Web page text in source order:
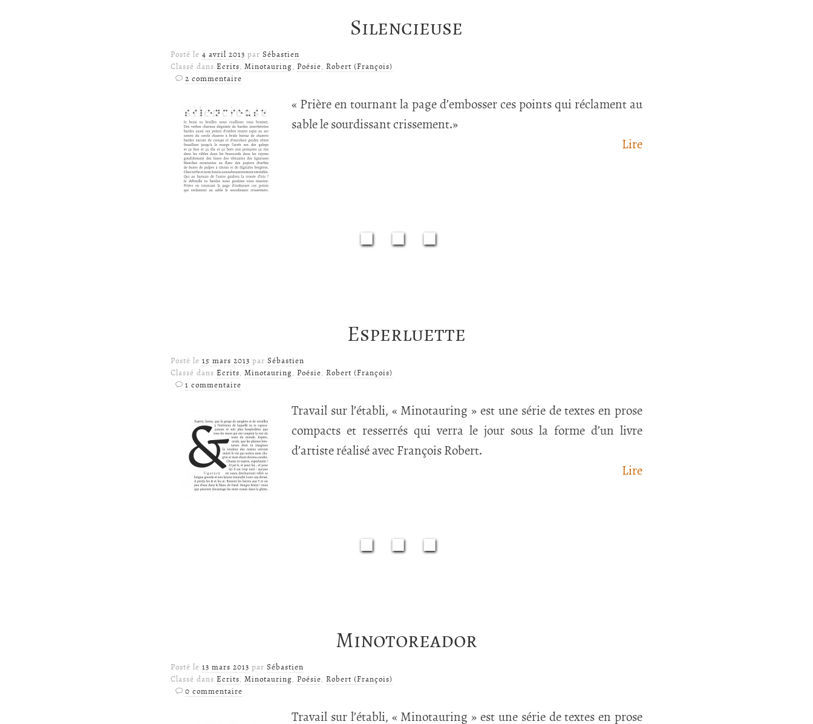
Silencieuse
Posté le 4 avril 2013 par Sébastien
Classé dans Ecrits, Minotauring, Poésie, Robert (François)
2 commentaire
« Prière en tournant la page d’embosser ces points qui réclament au
sable le sourdissant crissement.»
Lire
■■■
Esperluette
Posté le 15 mars 2013 par Sébastien
Classé dans Ecrits, Minotauring, Poésie, Robert (François)
1 commentaire
Travail sur l’établi, « Minotauring » est une série de textes en prose
compacts et resserrés qui verra le jour sous la forme d’un livre
d’artiste réalisé avec François Robert.
Lire
■■■
Minotoreador
Posté le 13 mars 2013 par Sébastien
Classé dans Ecrits, Minotauring, Poésie, Robert (François)
0 commentaire
Travail sur l’établi, « Minotauring » est une série de textes en prose